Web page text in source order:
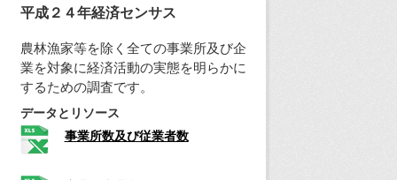
平成２４年経済センサス
農林漁家等を除く全ての事業所及び企
業を対象に経済活動の実態を明らかに
するための調査です。
データとリソース
事業所数及び従業者数